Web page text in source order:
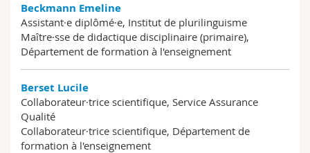
Beckmann Emeline
Assistant·e diplômé·e, Institut de plurilinguisme
Maître·sse de didactique disciplinaire (primaire),
Département de formation à l'enseignement
Berset Lucile
Collaborateur·trice scientifique, Service Assurance
Qualité
Collaborateur·trice scientifique, Département de
formation à l'enseignement